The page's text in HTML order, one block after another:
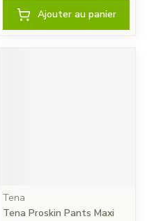
Ajouter au panier
Tena
Tena Proskin Pants Maxi